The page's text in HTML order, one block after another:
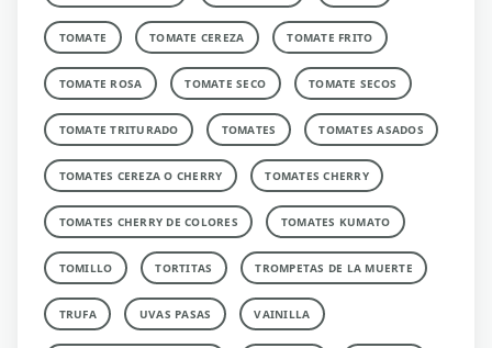
TOMATE TOMATE CEREZA TOMATE FRITO
TOMATE ROSA TOMATE SECO TOMATE SECOS
TOMATE TRITURADO TOMATES TOMATES ASADOS
TOMATES CEREZA O CHERRY TOMATES CHERRY
TOMATES CHERRY DE COLORES TOMATES KUMATO
TOMILLO TORTITAS TROMPETAS DE LA MUERTE
TRUFA UVAS PASAS VAINILLA